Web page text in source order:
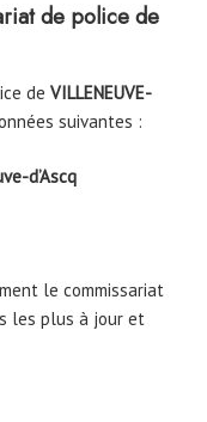
de police de
de VILLENEUVE-
suivantes :
d’Ascq
le commissariat
les plus à jour et